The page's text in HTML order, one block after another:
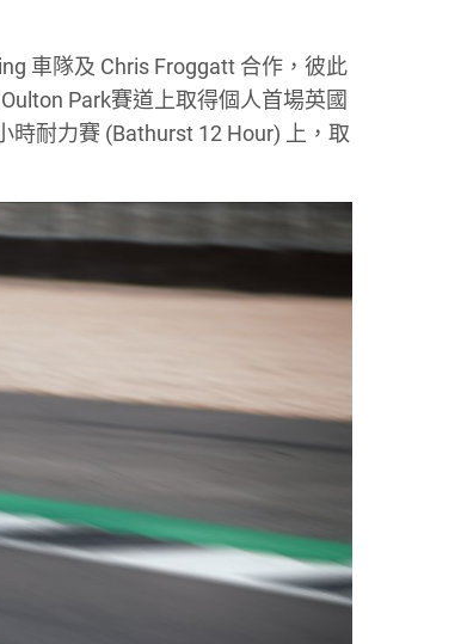
車隊及 Chris Froggatt 合作，彼此
Park賽道上取得個人首場英國
耐力賽 (Bathurst 12 Hour) 上，取